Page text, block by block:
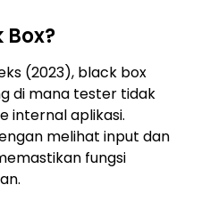
Box?
(2023), black box
di mana tester tidak
internal aplikasi.
melihat input dan
fungsi